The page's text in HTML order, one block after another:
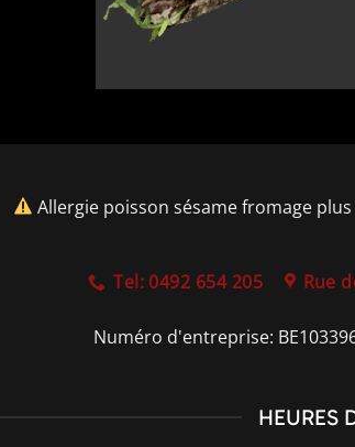
Allergie poisson sésame fromage
Tel: 0492 654 205 Rue
Numéro d'entreprise:
HEURES